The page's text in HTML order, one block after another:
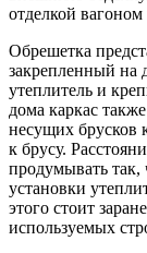
отделкой
Обрешетка
закрепленный на
утеплитель и
дома каркас
несущих брусков
к брусу.
продумывать
установки
этого стоит
используемых